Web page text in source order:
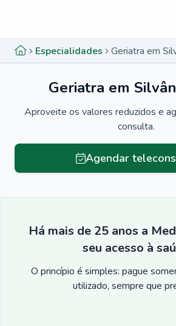
Especialidades Geriatra em
Geriatra em
Aproveite os valores reduzidos e
consulta.
Agendar
Há mais de 25 anos a
seu acesso à
O princípio é simples: pague
utilizado, sempre que